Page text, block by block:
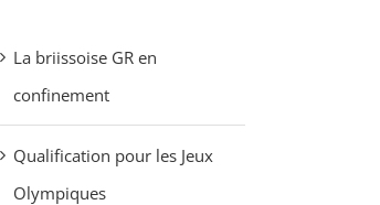
La briissoise GR en
confinement
Qualification pour les Jeux
Olympiques